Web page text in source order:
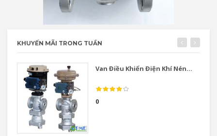
KHUYẾN MÃI TRONG TUẦN
Van Điều Khiển Điện Khí Nén...
0